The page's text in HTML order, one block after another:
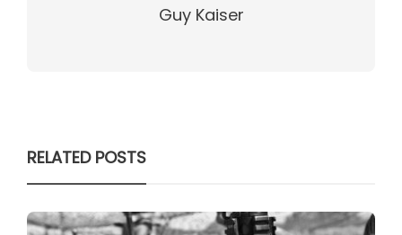
Guy Kaiser
RELATED POSTS